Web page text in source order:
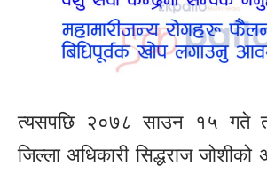
त्यसपछि २०७८ साउन १५ गते
जिल्ला अधिकारी सिद्धराज जोशीको